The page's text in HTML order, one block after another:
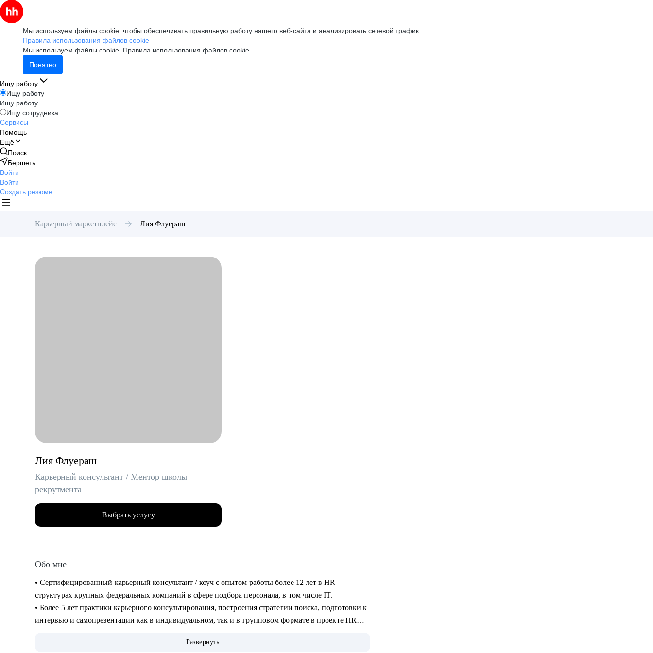
Мы используем файлы cookie, чтобы обеспечивать правильную работу нашего веб-сайта и анализировать сетевой трафик.
Правила использования файлов cookie
Мы используем файлы cookie. Правила использования файлов cookie
Понятно
Ищу работу
Ищу работу
Ищу работу
Ищу сотрудника
Сервисы
Помощь
Ещё
Поиск
Бершеть
Войти
Войти
Создать резюме
Карьерный маркетплейс Лия Флуераш
Лия Флуераш
Карьерный консультант / Ментор школы
рекрутмента
Выбрать услугу
Обо мне
• Сертифицированный карьерный консультант / коуч с опытом работы более 12 лет в HR
структурах крупных федеральных компаний в сфере подбора персонала, в том числе IT.
• Более 5 лет практики карьерного консультирования, построения стратегии поиска, подготовки к
интервью и самопрезентации как в индивидуальном, так и в групповом формате в проекте HR
• 5000+ составленных резюме для специалистов разного уровня и специализации.
Развернуть